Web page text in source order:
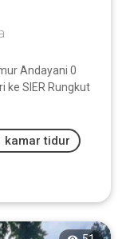
Andayani 0
ke SIER Rungkut
kamar tidur